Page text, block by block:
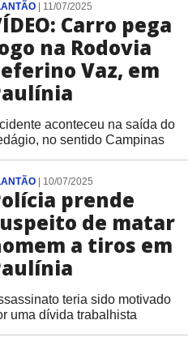
| 11/07/2025
Carro pega
na Rodovia
Vaz, em
aconteceu na saída do
no sentido Campinas
| 10/07/2025
prende
de matar
a tiros em
teria sido motivado
uma dívida trabalhista